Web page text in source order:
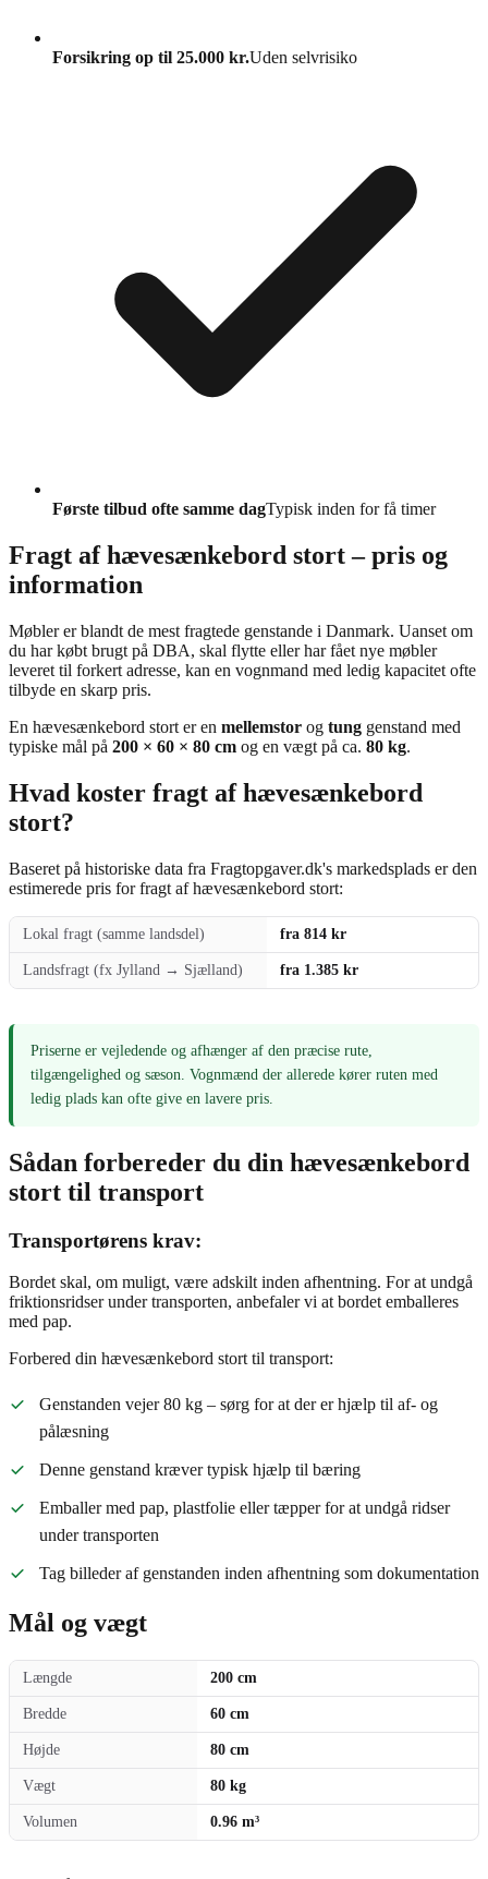
Forsikring op til 25.000 kr.Uden selvrisiko
Første tilbud ofte samme dagTypisk inden for få timer
Fragt af hævesænkebord stort – pris og
information
Møbler er blandt de mest fragtede genstande i Danmark. Uanset om
du har købt brugt på DBA, skal flytte eller har fået nye møbler
leveret til forkert adresse, kan en vognmand med ledig kapacitet ofte
tilbyde en skarp pris.
En hævesænkebord stort er en mellemstor og tung genstand med
typiske mål på 200 × 60 × 80 cm og en vægt på ca. 80 kg.
Hvad koster fragt af hævesænkebord
stort?
Baseret på historiske data fra Fragtopgaver.dk's markedsplads er den
estimerede pris for fragt af hævesænkebord stort:
Lokal fragt (samme landsdel) fra 814 kr
Landsfragt (fx Jylland → Sjælland) fra 1.385 kr
Priserne er vejledende og afhænger af den præcise rute,
tilgængelighed og sæson. Vognmænd der allerede kører ruten med
ledig plads kan ofte give en lavere pris.
Sådan forbereder du din hævesænkebord
stort til transport
Transportørens krav:
Bordet skal, om muligt, være adskilt inden afhentning. For at undgå
friktionsridser under transporten, anbefaler vi at bordet emballeres
med pap.
Forbered din hævesænkebord stort til transport:
Genstanden vejer 80 kg – sørg for at der er hjælp til af- og
pålæsning
Denne genstand kræver typisk hjælp til bæring
Emballer med pap, plastfolie eller tæpper for at undgå ridser
under transporten
Tag billeder af genstanden inden afhentning som dokumentation
Mål og vægt
Længde 200 cm
Bredde 60 cm
Højde 80 cm
Vægt 80 kg
Volumen 0.96 m³